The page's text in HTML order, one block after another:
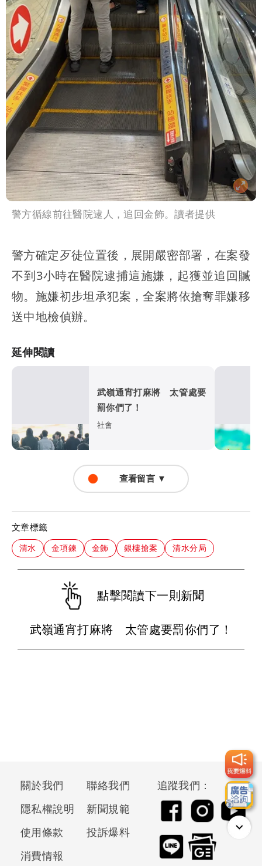
警方循線前往醫院逮人，追回金飾。讀者提供
警方確定歹徒位置後，展開嚴密部署，在案發
不到3小時在醫院逮捕這施嫌，起獲並追回贓
物。施嫌初步坦承犯案，全案將依搶奪罪嫌移
送中地檢偵辦。
延伸閱讀
武嶺通宵打麻將 太管處要
罰你們了！
社會
查看留言 ▼
文章標籤
清水 金項鍊 金飾 銀樓搶案 清水分局
點擊閱讀下一則新聞
武嶺通宵打麻將 太管處要罰你們了！
關於我們
聯絡我們
隱私權說明
新聞規範
使用條款
投訴爆料
消費情報
追蹤我們：